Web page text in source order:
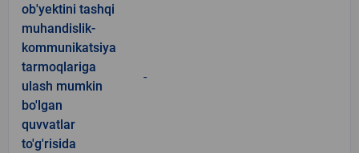
ob'yektini tashqi
muhandislik-
kommunikatsiya
tarmoqlariga
ulash mumkin
bo'lgan
quvvatlar
to'g'risida
-